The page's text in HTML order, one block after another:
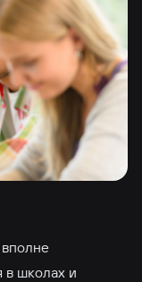
в школах и